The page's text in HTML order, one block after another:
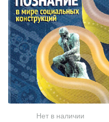
Нет в наличии